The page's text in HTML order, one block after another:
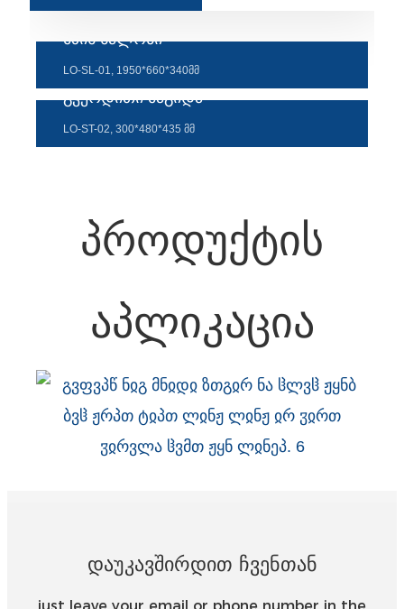
მზის სალონი
LO-SL-01, 1950*660*340მმ
გვერდითი მაგიდა
LO-ST-02, 300*480*435 მმ
პროდუქტის
აპლიკაცია
Დაუკავშირდით Ჩვენთან